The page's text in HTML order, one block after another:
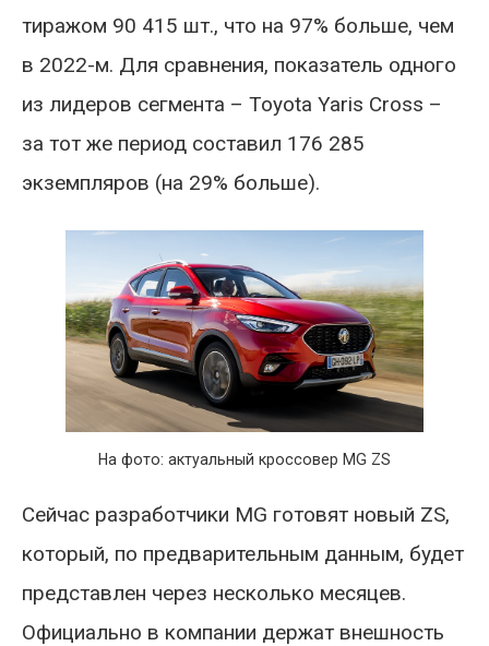
тиражом 90 415 шт., что на 97% больше, чем
в 2022-м. Для сравнения, показатель одного
из лидеров сегмента – Toyota Yaris Cross –
за тот же период составил 176 285
экземпляров (на 29% больше).
На фото: актуальный кроссовер MG ZS
Сейчас разработчики MG готовят новый ZS,
который, по предварительным данным, будет
представлен через несколько месяцев.
Официально в компании держат внешность